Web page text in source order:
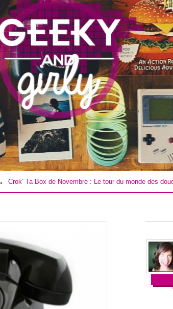
Novembre : Le tour du monde des douceurs ! ..